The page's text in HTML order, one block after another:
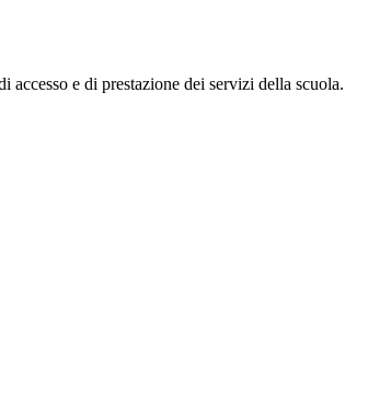
accesso e di prestazione dei servizi della scuola.